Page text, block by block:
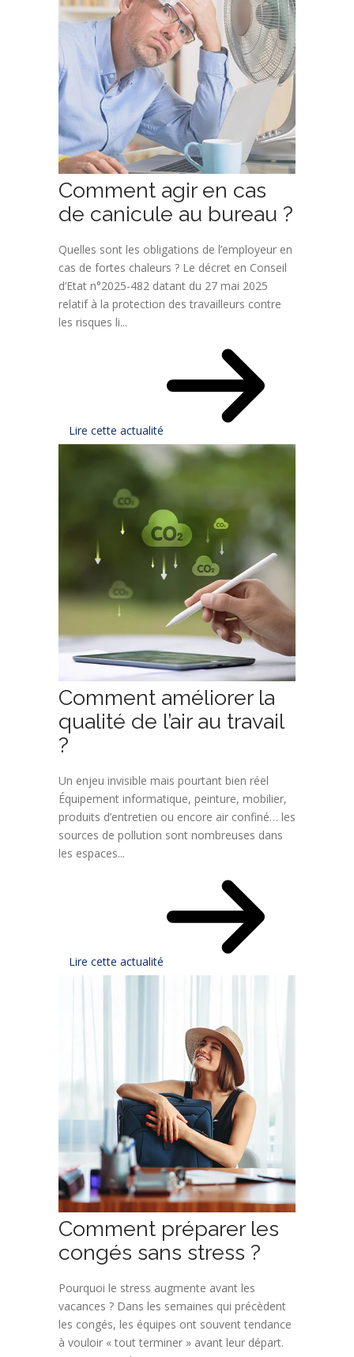
Comment agir en cas
de canicule au bureau ?
Quelles sont les obligations de l’employeur en
cas de fortes chaleurs ? Le décret en Conseil
d’Etat n°2025-482 datant du 27 mai 2025
relatif à la protection des travailleurs contre
les risques li...
Lire cette actualité
Comment améliorer la
qualité de l’air au travail
?
Un enjeu invisible mais pourtant bien réel
Équipement informatique, peinture, mobilier,
produits d’entretien ou encore air confiné… les
sources de pollution sont nombreuses dans
les espaces...
Lire cette actualité
Comment préparer les
congés sans stress ?
Pourquoi le stress augmente avant les
vacances ? Dans les semaines qui précèdent
les congés, les équipes ont souvent tendance
à vouloir « tout terminer » avant leur départ.